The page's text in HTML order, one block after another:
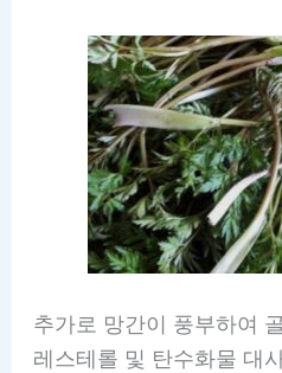
추가로 망간이 풍부하여
레스테롤 및 탄수화물 대